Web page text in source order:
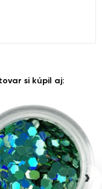
si kúpil aj:
›